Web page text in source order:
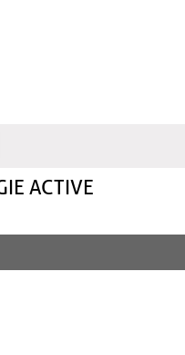
ACTIVE